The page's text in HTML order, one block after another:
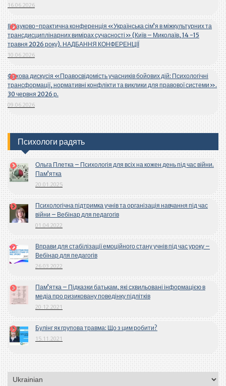
16.06.2026
ІІ Науково-практична конференція «Українська сім’я в міжкультурних та
трансдисциплінарних вимірах сучасності» (Київ – Миколаїв, 14 -15
травня 2026 року). НАДБАННЯ КОНФЕРЕНЦІЇ
10.06.2026
Фахова дискусія «Правосвідомість учасників бойових дій: Психологічні
трансформації, нормативні конфлікти та виклики для правової системи».
30 червня 2026 р.
09.06.2026
Психологи радять
Ольга Плетка – Психологія для всіх на кожен день під час війни.
Пам’ятка
20.01.2025
Психологічна підтримка учнів та організація навчання під час
війни – Вебінар для педагогів
01.04.2022
Вправи для стабілізації емоційного стану учнів під час уроку –
Вебінар для педагогів
26.03.2022
Пам’ятка – Підказки батькам, які схвильовані інформацією в
медіа про ризиковану поведінку підлітків
20.12.2021
Булінг як групова травма: Що з цим робити?
15.11.2021
Вибрати